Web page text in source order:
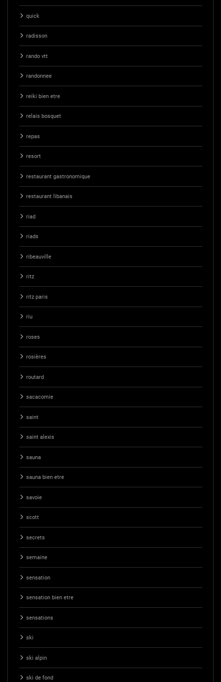
quick
radisson
rando vtt
randonnee
reiki bien etre
relais bosquet
repas
resort
restaurant gastronomique
restaurant libanais
riad
riads
ribeauville
ritz
ritz paris
riu
roses
rosières
routard
sacacomie
saint
saint alexis
sauna
sauna bien etre
savoie
scott
secrets
semaine
sensation
sensation bien etre
sensations
ski
ski alpin
ski de fond